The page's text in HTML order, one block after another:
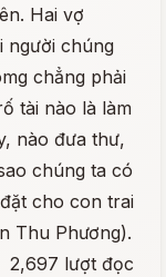
Hai vợ
người chúng
chẳng phải
tài nào là làm
nào đưa thư,
chúng ta có
cho con trai
Thu Phương).
2,697 lượt đọc